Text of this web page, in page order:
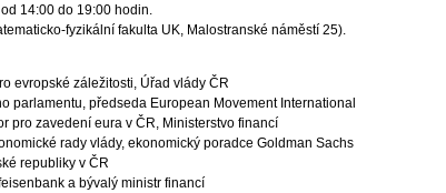
14:00 do 19:00 hodin.
fyzikální fakulta UK, Malostranské náměstí 25).
evropské záležitosti, Úřad vlády ČR
parlamentu, předseda European Movement International
pro zavedení eura v ČR, Ministerstvo financí
rady vlády, ekonomický poradce Goldman Sachs
republiky v ČR
a bývalý ministr financí